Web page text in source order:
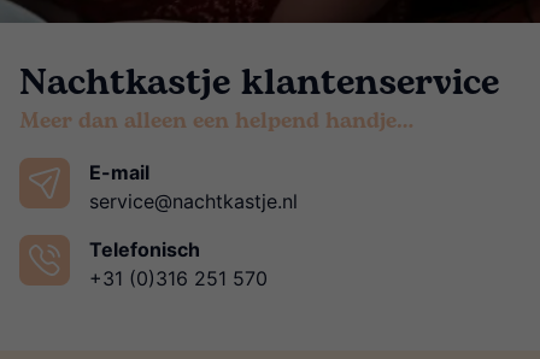
Nachtkastje klantenservice
Meer dan alleen een helpend handje…
E-mail
service@nachtkastje.nl
Telefonisch
+31 (0)316 251 570